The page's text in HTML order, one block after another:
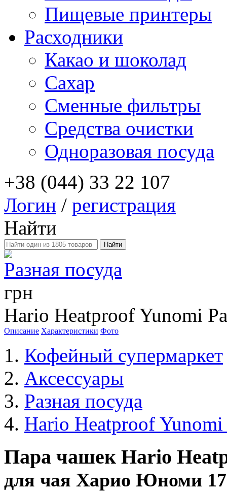
Пищевые принтеры
Расходники
Какао и шоколад
Сахар
Сменные фильтры
Средства очистки
Одноразовая посуда
+38 (044) 33 22 107
Логин / регистрация
Найти
Разная посуда
грн
Hario Heatproof Yunomi
Описание Характеристики Фото
Кофейный супермаркет
Аксессуары
Разная посуда
Hario Heatproof Yunomi
Пара чашек Hario
для чая Харио Юноми